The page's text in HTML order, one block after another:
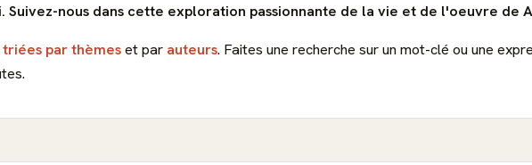
Suivez-nous dans cette exploration passionnante de la vie et de l'oeuvre de
par thèmeset par auteurs. Faites une recherche sur un mot-clé ou une